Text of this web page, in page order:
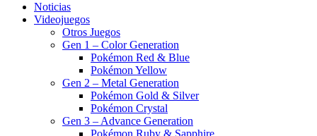
Noticias
Videojuegos
Otros Juegos
Gen 1 – Color Generation
Pokémon Red & Blue
Pokémon Yellow
Gen 2 – Metal Generation
Pokémon Gold & Silver
Pokémon Crystal
Gen 3 – Advance Generation
Pokémon Ruby & Sapphire